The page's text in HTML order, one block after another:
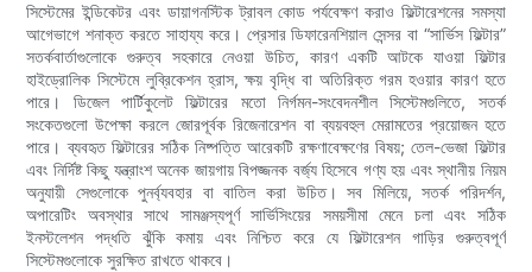
সিস্টেমের ইন্ডিকেটর এবং ডায়াগনস্টিক ট্রাবল কোড পর্যবেক্ষণ করাও ফিল্টারেশনের সমস্যা
আগেভাগে শনাক্ত করতে সাহায্য করে। প্রেসার ডিফারেনশিয়াল সেন্সর বা “সার্ভিস ফিল্টার”
সতর্কবার্তাগুলোকে গুরুত্ব সহকারে নেওয়া উচিত, কারণ একটি আটকে যাওয়া ফিল্টার
হাইড্রোলিক সিস্টেমে লুব্রিকেশন হ্রাস, ক্ষয় বৃদ্ধি বা অতিরিক্ত গরম হওয়ার কারণ হতে
পারে। ডিজেল পার্টিকুলেট ফিল্টারের মতো নির্গমন-সংবেদনশীল সিস্টেমগুলিতে, সতর্ক
সংকেতগুলো উপেক্ষা করলে জোরপূর্বক রিজেনারেশন বা ব্যয়বহুল মেরামতের প্রয়োজন হতে
পারে। ব্যবহৃত ফিল্টারের সঠিক নিষ্পত্তি আরেকটি রক্ষণাবেক্ষণের বিষয়; তেল-ভেজা ফিল্টার
এবং নির্দিষ্ট কিছু যন্ত্রাংশ অনেক জায়গায় বিপজ্জনক বর্জ্য হিসেবে গণ্য হয় এবং স্থানীয় নিয়ম
অনুযায়ী সেগুলোকে পুনর্ব্যবহার বা বাতিল করা উচিত। সব মিলিয়ে, সতর্ক পরিদর্শন,
অপারেটিং অবস্থার সাথে সামঞ্জস্যপূর্ণ সার্ভিসিংয়ের সময়সীমা মেনে চলা এবং সঠিক
ইনস্টলেশন পদ্ধতি ঝুঁকি কমায় এবং নিশ্চিত করে যে ফিল্টারেশন গাড়ির গুরুত্বপূর্ণ
সিস্টেমগুলোকে সুরক্ষিত রাখতে থাকবে।